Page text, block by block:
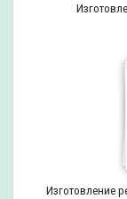
Изготовление